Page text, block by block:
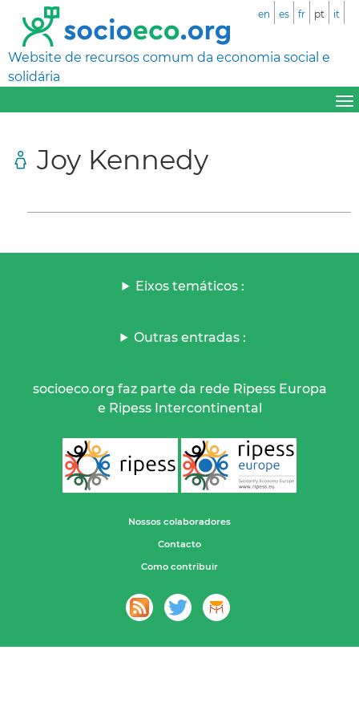
Website de recursos comum da economia social e
solidária
en es fr pt it
Joy Kennedy
Eixos temáticos :
Outras entradas :
socioeco.org faz parte da rede Ripess Europa
e Ripess Intercontinental
Nossos colaboradores
Contacto
Como contribuir